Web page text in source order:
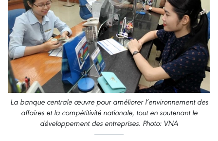
La banque centrale​ œuvre pour améliorer l’environnement d​es
affaires et la compétitivité nationale, tout en soutenant le
développement des entreprises. Photo: VNA